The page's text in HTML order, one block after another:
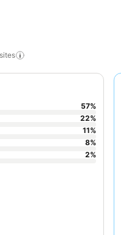
sites
57%
22%
11%
8%
2%